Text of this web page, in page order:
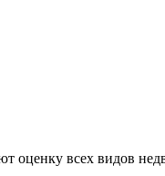
оценку всех видов